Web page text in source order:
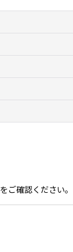
ご確認ください。